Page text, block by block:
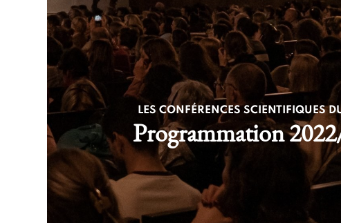
LES CONFÉRENCES SCIENTIFIQUES
Programmation